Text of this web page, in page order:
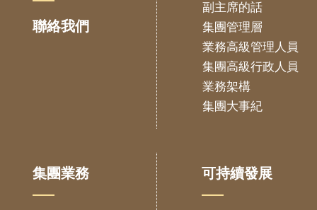
聯絡我們
副主席的話
集團管理層
業務高級管理人員
集團高級行政人員
業務架構
集團大事紀
集團業務 可持續發展